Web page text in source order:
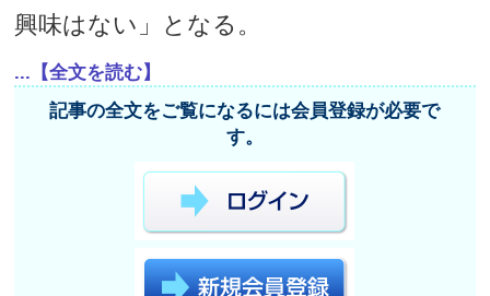
興味はない」となる。
...【全文を読む】
記事の全文をご覧になるには会員登録が必要で
す。